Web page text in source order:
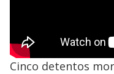
Cinco detentos